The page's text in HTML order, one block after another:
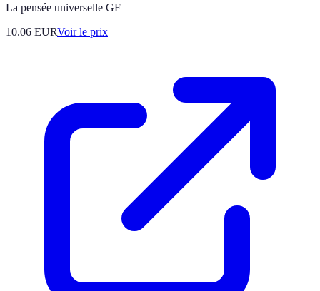
La pensée universelle GF
10.06 EURVoir le prix